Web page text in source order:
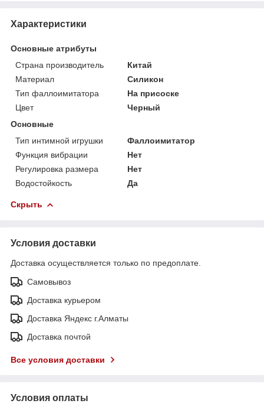
Характеристики
Основные атрибуты
Страна производитель
Китай
Материал
Силикон
Тип фаллоимитатора
На присоске
Цвет
Черный
Основные
Тип интимной игрушки
Фаллоимитатор
Функция вибрации
Нет
Регулировка размера
Нет
Водостойкость
Да
Скрыть
Условия доставки
Доставка осуществляется только по предоплате.
Самовывоз
Доставка курьером
Доставка Яндекс г.Алматы
Доставка почтой
Все условия доставки
Условия оплаты